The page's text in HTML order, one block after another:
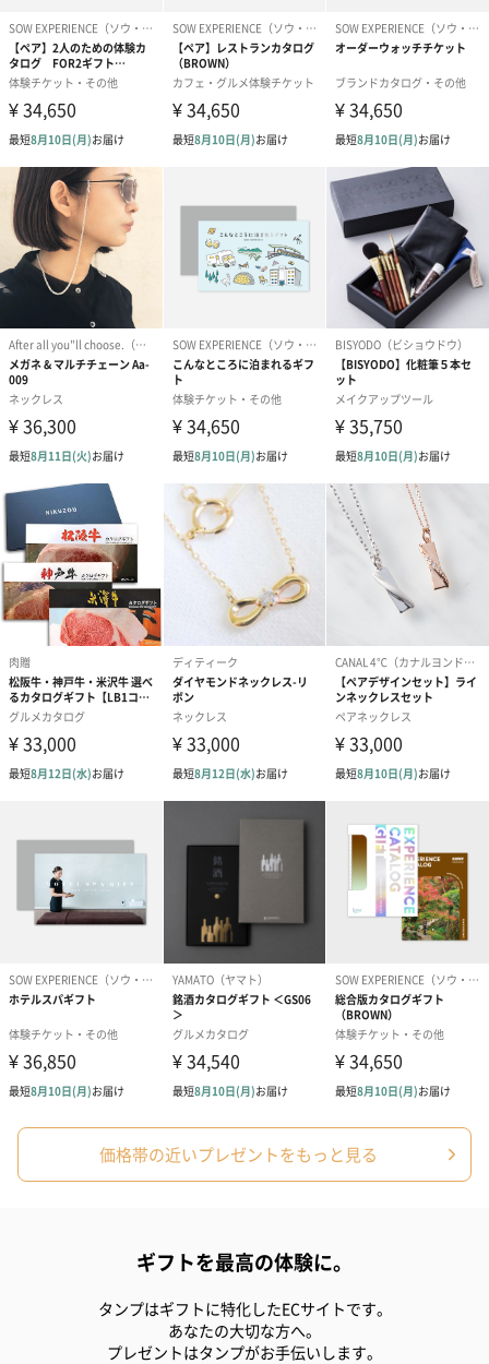
価格帯の近いプレゼントをもっと見る
ギフトを最高の体験に。
タンプはギフトに特化したECサイトです。
あなたの大切な方へ。
プレゼントはタンプがお手伝いします。